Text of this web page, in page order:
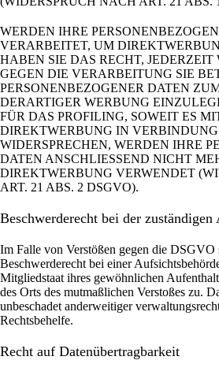
WERDEN IHRE
VERARBEITET, UM
HABEN SIE DAS RECHT, JEDERZEIT
GEGEN DIE VERARBEITUNG SIE
PERSONENBEZOGENER DATEN
DERARTIGER WERBUNG
FÜR DAS PROFILING, SOWEIT ES
DIREKTWERBUNG IN VERBINDUNG
WIDERSPRECHEN, WERDEN IHRE
DATEN ANSCHLIESSEND NICHT
DIREKTWERBUNG VERWENDET
ART. 21 ABS. 2 DSGVO).
Beschwerde­recht bei der zuständigen
Im Falle von Verstößen gegen die DSGVO
Beschwerderecht bei einer
Mitgliedstaat ihres gewöhnlichen
des Orts des mutmaßlichen Verstoßes zu.
unbeschadet anderweitiger
Rechtsbehelfe.
Recht auf Daten­übertrag­barkeit